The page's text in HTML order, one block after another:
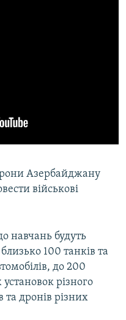
Азербайджану
військові
навчань будуть
100 танків та
до 200
різного
та дронів різних